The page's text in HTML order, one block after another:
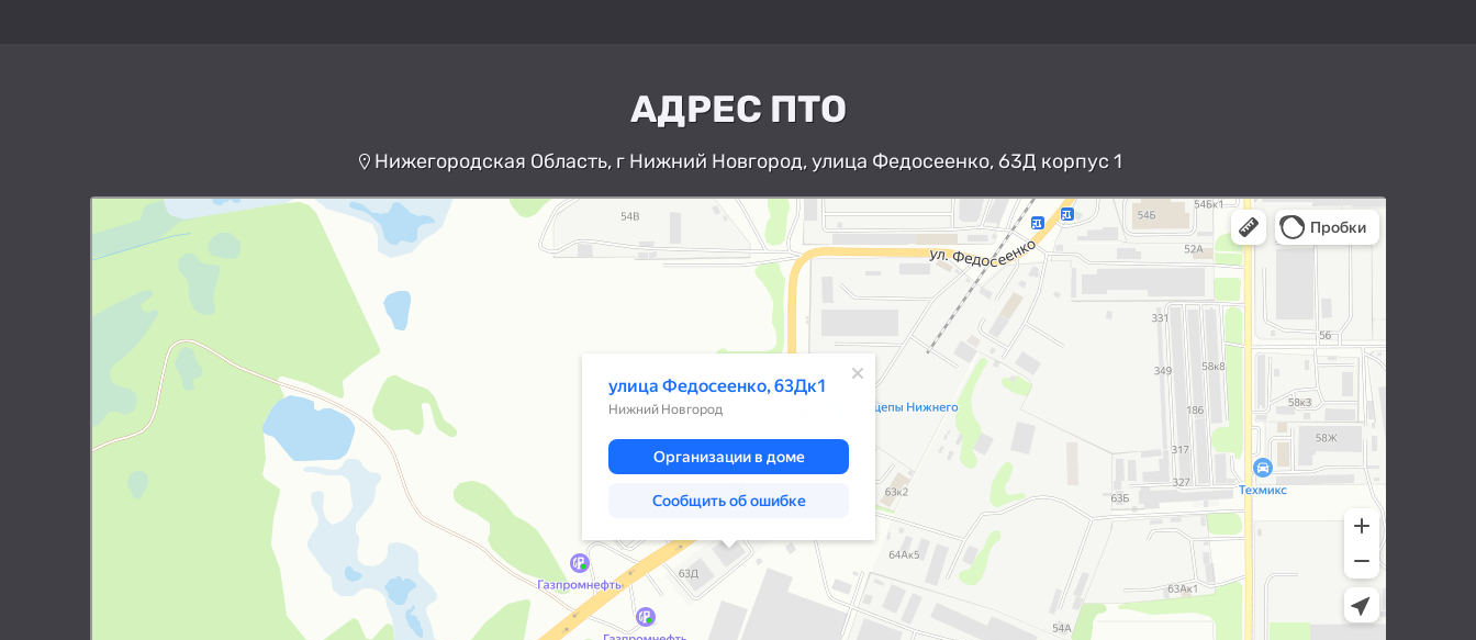
АДРЕС ПТО
Нижегородская Область, г Нижний Новгород, улица Федосеенко, 63Д корпус 1
Нижний Новгород
Улица Федосеенко, 63Дк1 — Яндекс Карты